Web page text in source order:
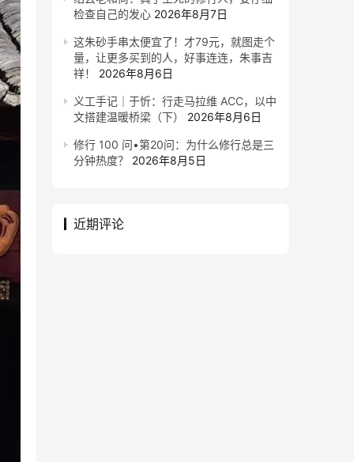
检查自己的发心 2026年8月7日
这朱砂手串太便宜了！才79元，就图走个
量，让更多买到的人，好事连连，朱事吉
祥！
2026年8月6日
义工手记｜于忻：行走马拉维 ACC，以中
文搭建温暖桥梁（下）
2026年8月6日
修行 100 问•第20问：为什么修行总是三
分钟热度？
2026年8月5日
近期评论